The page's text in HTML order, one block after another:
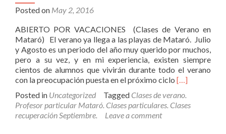
Posted on May 2, 2016
ABIERTO POR VACACIONES (Clases de Verano en
Mataró) El verano ya llega a las playas de Mataró. Julio
y Agosto es un periodo del año muy querido por muchos,
pero a su vez, y en mi experiencia, existen siempre
cientos de alumnos que vivirán durante todo el verano
con la preocupación puesta en el próximo ciclo Read
about
ENGLISH
[…]
Posted in Uncategorized Tagged Clases de verano.
Profesor particular Mataró. Clases particulares. Clases
recuperación Septiembre.
Leave a comment